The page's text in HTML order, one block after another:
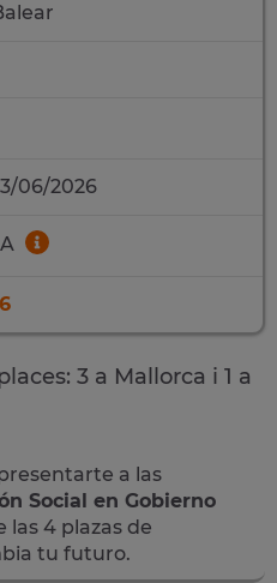
06/2026
3 a Mallorca i 1 a
a las
Social en Gobierno
las 4 plazas de
tu futuro.